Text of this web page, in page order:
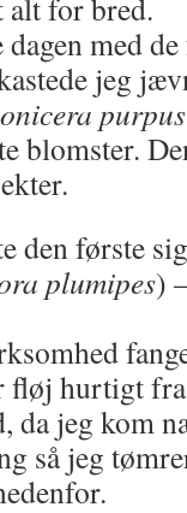
alt for bred.
med
jeg
blomster.
den første
plumipes)
fløj hurtigt
da jeg kom
så jeg